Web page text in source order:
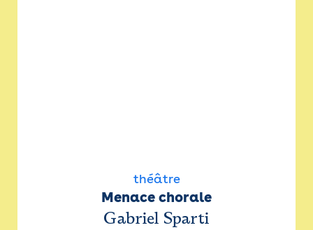
théâtre
Menace chorale
Gabriel Sparti